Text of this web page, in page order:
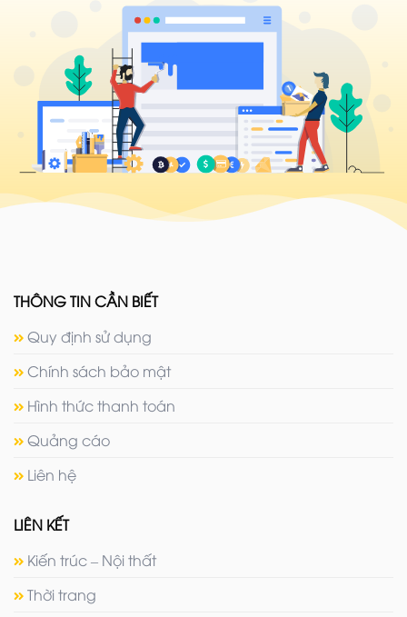
THÔNG TIN CẦN BIẾT
Quy định sử dụng
Chính sách bảo mật
Hình thức thanh toán
Quảng cáo
Liên hệ
LIÊN KẾT
Kiến trúc – Nội thất
Thời trang